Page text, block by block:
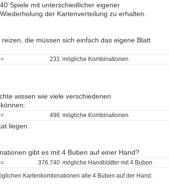
Spiele mit unterschiedlicher eigener
der Kartenverteilung zu erhalten.
die müssen sich einfach das eigene Blatt
= 231 mögliche Kombinationen
wissen wie viele verschiedenen
= 496 mögliche Kombinationen
liegen.
gibt es mit 4 Buben auf einer Hand?
= 376.740 mögliche Handblätter mit 4 Buben
Kartenkombinationen alle 4 Buben auf der Hand.